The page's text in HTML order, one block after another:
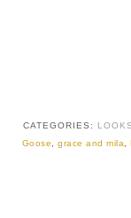
CATEGORIES: LOOKS
Goose,grace and mila,